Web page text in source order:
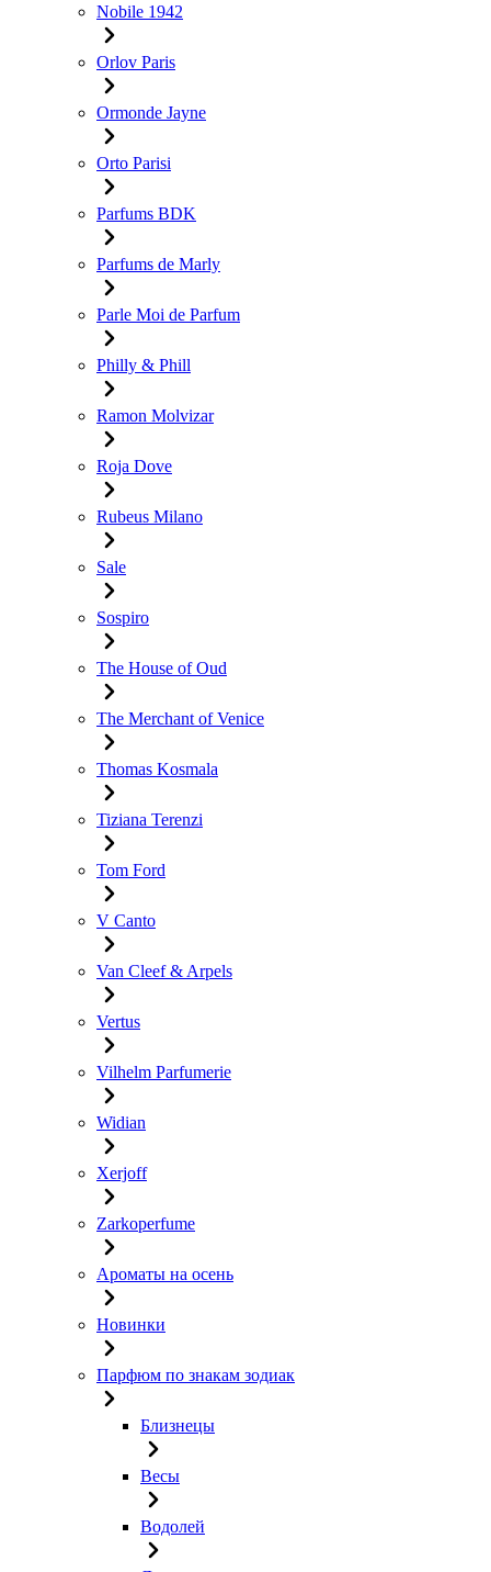
Nobile 1942
Orlov Paris
Ormonde Jayne
Orto Parisi
Parfums BDK
Parfums de Marly
Parle Moi de Parfum
Philly & Phill
Ramon Molvizar
Roja Dove
Rubeus Milano
Sale
Sospiro
The House of Oud
The Merchant of Venice
Thomas Kosmala
Tiziana Terenzi
Tom Ford
V Canto
Van Cleef & Arpels
Vertus
Vilhelm Parfumerie
Widian
Xerjoff
Zarkoperfume
Ароматы на осень
Новинки
Парфюм по знакам зодиак
Близнецы
Весы
Водолей